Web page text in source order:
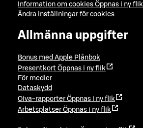
Information om cookies Öppnas i ny flik
Ändra inställningar för cookies
Allmänna uppgifter
Bonus med Apple Plånbok
Presentkort Öppnas i ny flik
För medier
Dataskydd
Oiva-rapporter Öppnas i ny flik
Arbetsplatser Öppnas i ny flik